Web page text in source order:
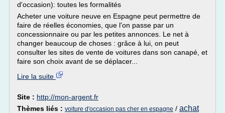
d'occasion): toutes les formalités
Acheter une voiture neuve en Espagne peut permettre de
faire de réelles économies, que l'on passe par un
concessionnaire ou par les petites annonces. Le net à
changer beaucoup de choses : grâce à lui, on peut
consulter les sites de vente de voitures dans son canapé, et
faire son choix avant de se déplacer...
Lire la suite
Site : http://mon-argent.fr
Thèmes liés : voiture d'occasion pas cher en espagne / achat